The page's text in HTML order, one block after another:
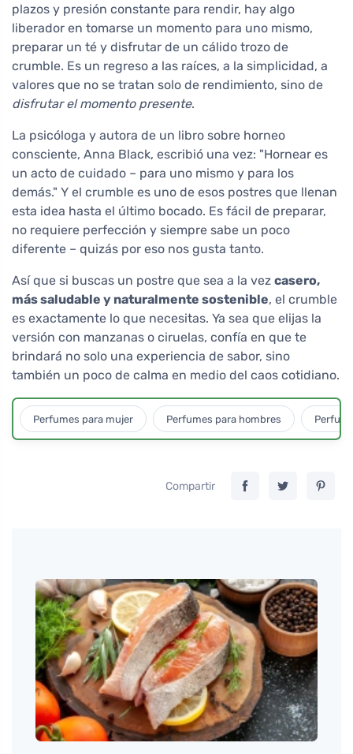
plazos y presión constante para rendir, hay algo
liberador en tomarse un momento para uno mismo,
preparar un té y disfrutar de un cálido trozo de
crumble. Es un regreso a las raíces, a la simplicidad, a
valores que no se tratan solo de rendimiento, sino de
disfrutar el momento presente.
La psicóloga y autora de un libro sobre horneo
consciente, Anna Black, escribió una vez: "Hornear es
un acto de cuidado – para uno mismo y para los
demás." Y el crumble es uno de esos postres que llenan
esta idea hasta el último bocado. Es fácil de preparar,
no requiere perfección y siempre sabe un poco
diferente – quizás por eso nos gusta tanto.
Así que si buscas un postre que sea a la vez casero,
más saludable y naturalmente sostenible, el crumble
es exactamente lo que necesitas. Ya sea que elijas la
versión con manzanas o ciruelas, confía en que te
brindará no solo una experiencia de sabor, sino
también un poco de calma en medio del caos cotidiano.
Perfumes para mujer Perfumes para hombres
Compartir